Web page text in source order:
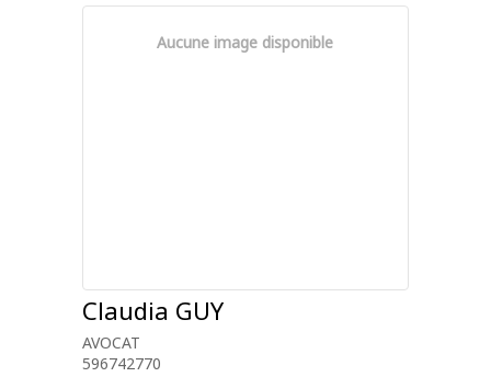
Aucune image disponible
Claudia GUY
AVOCAT
596742770